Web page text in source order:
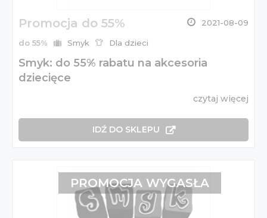
Promocja do 55% 2021-08-09
do 55% Smyk Dla dzieci
Smyk: do 55% rabatu na akcesoria
dziecięce
czytaj więcej
IDŹ DO SKLEPU
PROMOCJA WYGASŁA